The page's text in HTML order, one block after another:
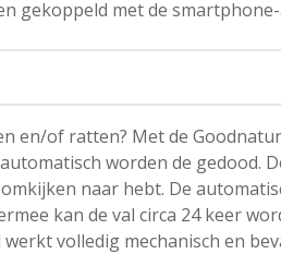
gekoppeld met de
en/of ratten? Met de
worden de gedood.
naar hebt. De
kan de val circa 24 keer
volledig mechanisch en